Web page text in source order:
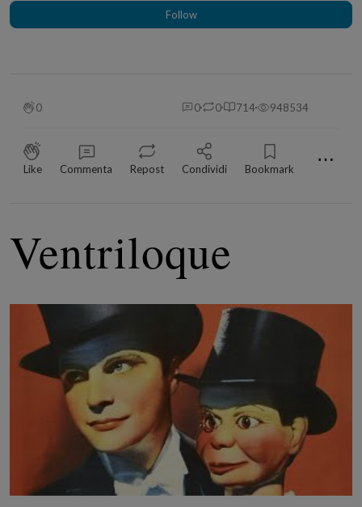
Follow
0 0 0 714 948534
Like Commenta Repost Condividi Bookmark ⋯
Ventriloque